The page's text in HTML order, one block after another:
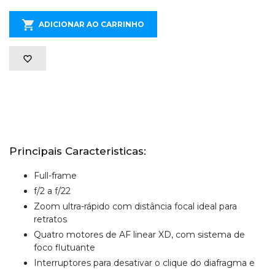
ADICIONAR AO CARRINHO
Principais Caracteristicas:
Full-frame
f/2 a f/22
Zoom ultra-rápido com distância focal ideal para
retratos
Quatro motores de AF linear XD, com sistema de
foco flutuante
Interruptores para desativar o clique do diafragma e